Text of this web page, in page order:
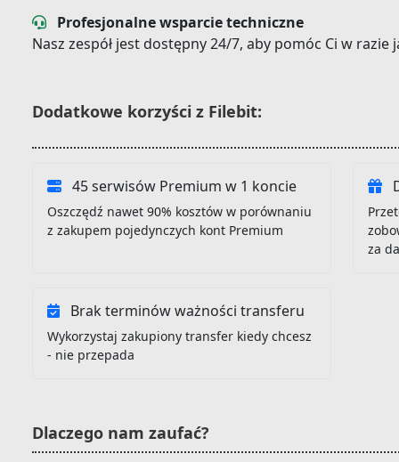
Profesjonalne wsparcie techniczne
Nasz zespół jest dostępny 24/7, aby pomóc Ci w
Dodatkowe korzyści z Filebit:
45 serwisów Premium w 1 koncie
Oszczędź nawet 90% kosztów w porównaniu
z zakupem pojedynczych kont Premium
za
Brak terminów ważności transferu
Wykorzystaj zakupiony transfer kiedy chcesz
- nie przepada
Dlaczego nam zaufać?